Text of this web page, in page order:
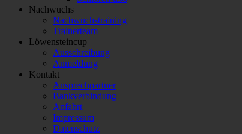
Nachwuchs
Nachwuchstraining
Trainerteam
Löwensteincup
Ausschreibung
Anmeldung
Kontakt
Ansprechpartner
Bankverbindung
Anfahrt
Impressum
Datenschutz